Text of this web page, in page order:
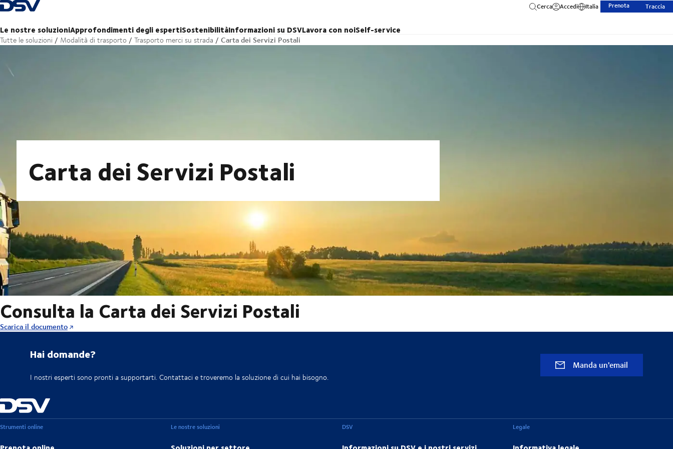
Torna alla pagina iniziale
Le nostre soluzioniApprofondimenti degli espertiSostenibilitàInformazioni su DSVLavora con noiSelf-service
Cerca Accedi Italia Prenota Traccia
Tutte le soluzioni Modalità di trasporto Trasporto merci su strada Carta dei Servizi Postali
Carta dei Servizi Postali
Consulta la Carta dei Servizi Postali
Scarica il documento
Hai domande?
I nostri esperti sono pronti a supportarti. Contattaci e troveremo la soluzione di cui hai bisogno.
Manda un'email
Strumenti online Le nostre soluzioni DSV Legale